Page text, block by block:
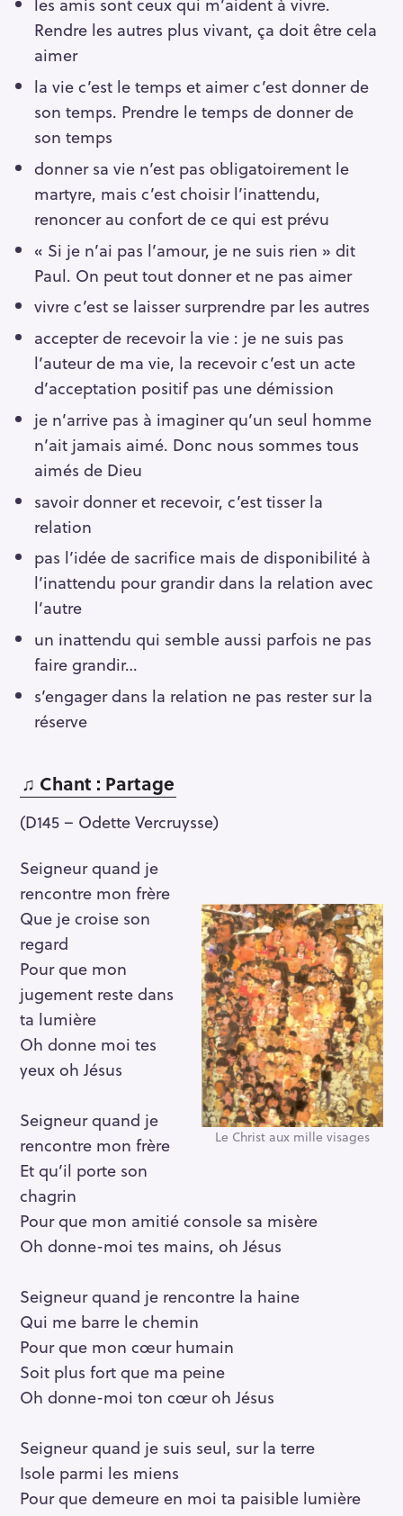
Rendre les autres plus vivant, ça doit être cela
aimer
la vie c’est le temps et aimer c’est donner de
son temps. Prendre le temps de donner de
son temps
donner sa vie n’est pas obligatoirement le
martyre, mais c’est choisir l’inattendu,
renoncer au confort de ce qui est prévu
« Si je n’ai pas l’amour, je ne suis rien » dit
Paul. On peut tout donner et ne pas aimer
vivre c’est se laisser surprendre par les autres
accepter de recevoir la vie : je ne suis pas
l’auteur de ma vie, la recevoir c’est un acte
d’acceptation positif pas une démission
je n’arrive pas à imaginer qu’un seul homme
n’ait jamais aimé. Donc nous sommes tous
aimés de Dieu
savoir donner et recevoir, c’est tisser la
relation
pas l’idée de sacrifice mais de disponibilité à
l’inattendu pour grandir dans la relation avec
l’autre
un inattendu qui semble aussi parfois ne pas
faire grandir…
s’engager dans la relation ne pas rester sur la
réserve
♫ Chant : Partage
(D145 – Odette Vercruysse)
Le Christ aux mille visages
Seigneur quand je
rencontre mon frère
Que je croise son
regard
Pour que mon
jugement reste dans
ta lumière
Oh donne moi tes
yeux oh Jésus
Seigneur quand je
rencontre mon frère
Et qu’il porte son
chagrin
Pour que mon amitié console sa misère
Oh donne-moi tes mains, oh Jésus
Seigneur quand je rencontre la haine
Qui me barre le chemin
Pour que mon cœur humain
Soit plus fort que ma peine
Oh donne-moi ton cœur oh Jésus
Seigneur quand je suis seul, sur la terre
Isole parmi les miens
Pour que demeure en moi ta paisible lumière